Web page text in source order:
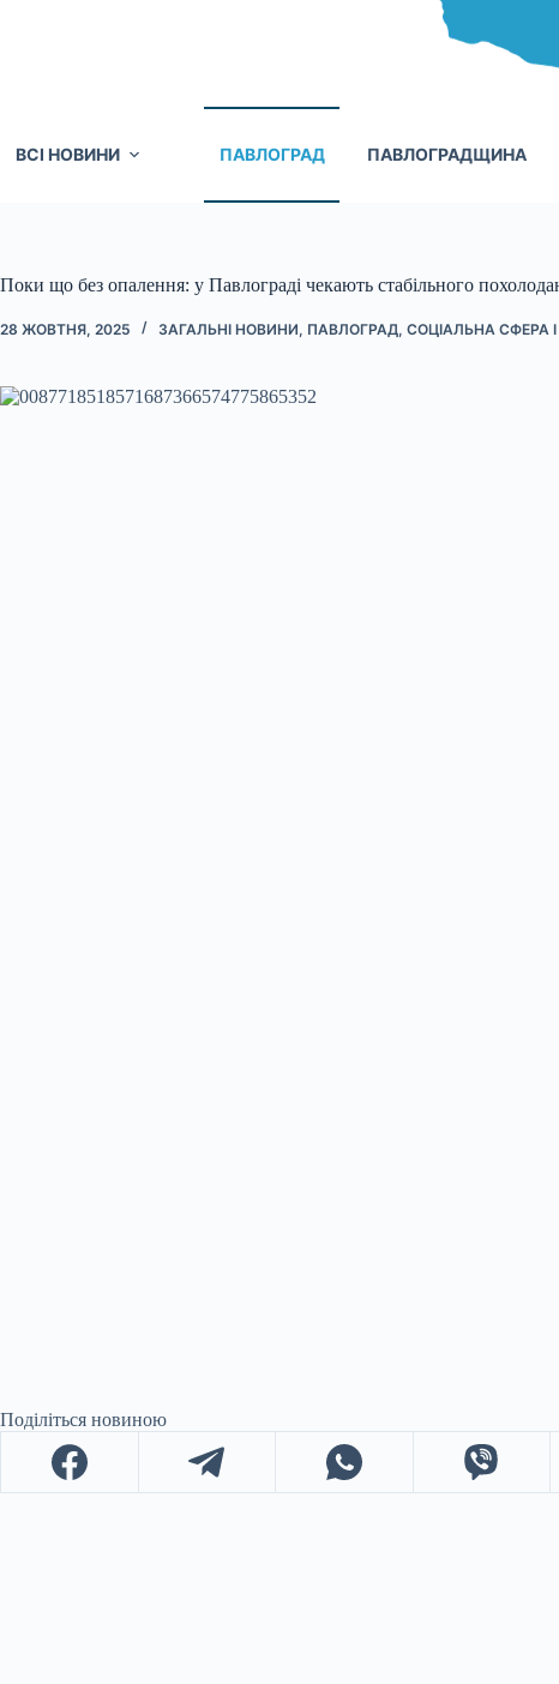
ВСІ НОВИНИ ПАВЛОГРАД ПАВЛОГРАДЩИНА
Поки що без опалення: у Павлограді чекають стабільного
28 ЖОВТНЯ, 2025 ЗАГАЛЬНІ НОВИНИ, ПАВЛОГРАД, СОЦІАЛЬНА СФЕРА
Поділіться новиною